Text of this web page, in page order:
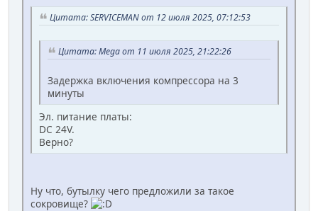
Цитата: SERVICEMAN от 12 июля 2025, 07:12:53
Цитата: Mega от 11 июля 2025, 21:22:26
Задержка включения компрессора на 3
минуты
Эл. питание платы:
DC 24V.
Верно?
Ну что, бутылку чего предложили за такое
сокровище?